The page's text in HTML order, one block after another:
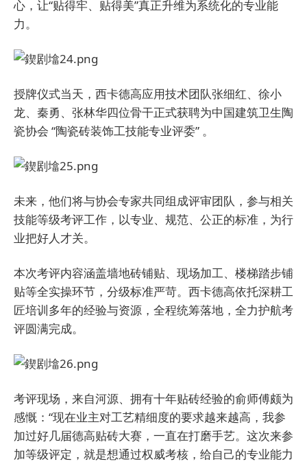
心，让“贴得牢、贴得美”真正升维为系统化的专业能
力。
授牌仪式当天，西卡德高应用技术团队张细红、徐小
龙、秦勇、张林华四位骨干正式获聘为中国建筑卫生陶
瓷协会 “陶瓷砖装饰工技能专业评委” 。
未来，他们将与协会专家共同组成评审团队，参与相关
技能等级考评工作，以专业、规范、公正的标准，为行
业把好人才关。
本次考评内容涵盖墙地砖铺贴、现场加工、楼梯踏步铺
贴等全实操环节，分级标准严苛。西卡德高依托深耕工
匠培训多年的经验与资源，全程统筹落地，全力护航考
评圆满完成。
考评现场，来自河源、拥有十年贴砖经验的俞师傅颇为
感慨：“现在业主对工艺精细度的要求越来越高，我参
加过好几届德高贴砖大赛，一直在打磨手艺。这次来参
加等级评定，就是想通过权威考核，给自己的专业能力